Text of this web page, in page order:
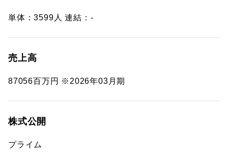
単体：3599人 連結：-
売上高
87056百万円 ※2026年03月期
株式公開
プライム